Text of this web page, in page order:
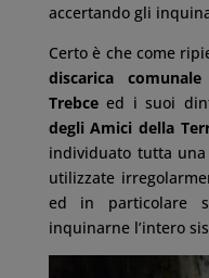
accertando gli
Certo è che come
discarica comunale
Trebceed i suoi
degli Amici della
individuato tutta
utilizzate
ed in particolare
inquinarne l’intero